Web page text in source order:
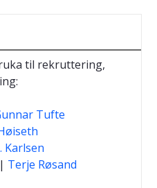
til rekruttering,
Tufte
Karlsen
Terje Røsand